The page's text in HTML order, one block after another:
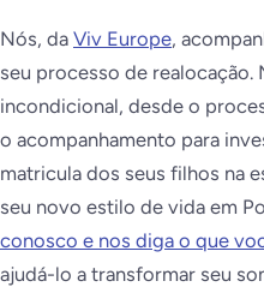
Nós, da Viv Europe,
seu processo de
incondicional, desde o
o acompanhamento para
matricula dos seus filhos na
seu novo estilo de vida em
conosco e nos diga o que
ajudá-lo a transformar seu